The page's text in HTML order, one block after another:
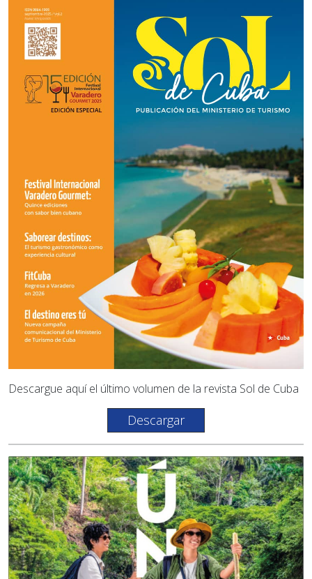
Descargue aquí el último volumen de la revista Sol de Cuba
Descargar